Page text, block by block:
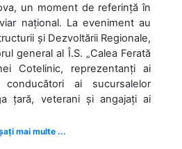
un moment de referință în
național. La eveniment au
și Dezvoltării Regionale,
general al Î.S. „Calea Ferată
Cotelinic, reprezentanți ai
conducători ai sucursalelor
țară, veterani și angajați ai
mai multe ...